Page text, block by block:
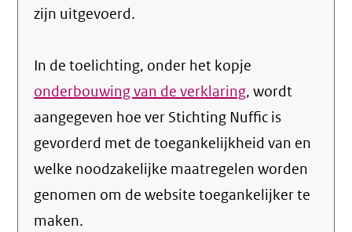
zijn uitgevoerd.
In de toelichting, onder het kopje
onderbouwing van de verklaring, wordt
aangegeven hoe ver Stichting Nuffic is
gevorderd met de toegankelijkheid van en
welke noodzakelijke maatregelen worden
genomen om de website toegankelijker te
maken.